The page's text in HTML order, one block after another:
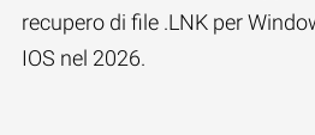
recupero di file .LNK per
IOS nel 2026.